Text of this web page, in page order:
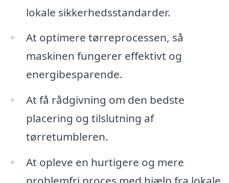
lokale sikkerhedsstandarder.
At optimere tørreprocessen, så
maskinen fungerer effektivt og
energibesparende.
At få rådgivning om den bedste
placering og tilslutning af
tørretumbleren.
At opleve en hurtigere og mere